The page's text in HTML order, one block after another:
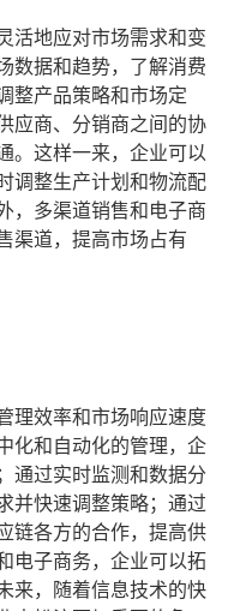
活地应对市场需求和变
数据和趋势，了解消费
整产品策略和市场定
应商、分销商之间的协
。这样一来，企业可以
调整生产计划和物流配
，多渠道销售和电子商
渠道，提高市场占有
理效率和市场响应速度
化和自动化的管理，企
通过实时监测和数据分
并快速调整策略；通过
链各方的合作，提高供
电子商务，企业可以拓
来，随着信息技术的快